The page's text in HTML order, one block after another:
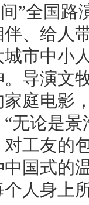
”全国
、给人
市中小
导演文
庭电影
无论是
工友的
国式的
人身上